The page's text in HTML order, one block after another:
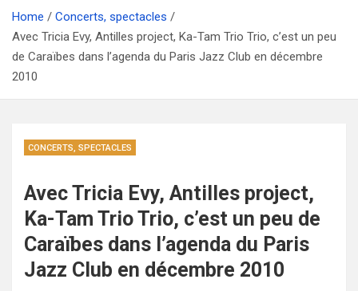
Home
Concerts, spectacles
Avec Tricia Evy, Antilles project, Ka-Tam Trio Trio, c’est un peu
de Caraïbes dans l’agenda du Paris Jazz Club en décembre
2010
CONCERTS, SPECTACLES
Avec Tricia Evy, Antilles project,
Ka-Tam Trio Trio, c’est un peu de
Caraïbes dans l’agenda du Paris
Jazz Club en décembre 2010